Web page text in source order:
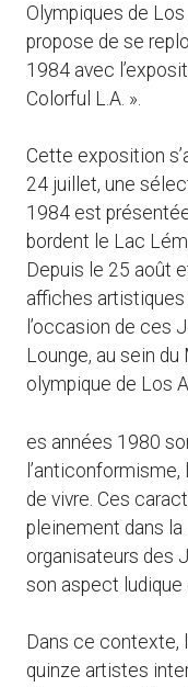
Olympiques de
propose de se
1984 avec
Colorful L.A. ».
Cette exposition
24 juillet, une
1984 est présentée
bordent le Lac
Depuis le 25 août
affiches
l’occasion de ces
Lounge, au sein
olympique de Los
es années 1980
l’anticonformisme,
de vivre. Ces
pleinement dans la
organisateurs des
son aspect
Dans ce contexte,
quinze artistes